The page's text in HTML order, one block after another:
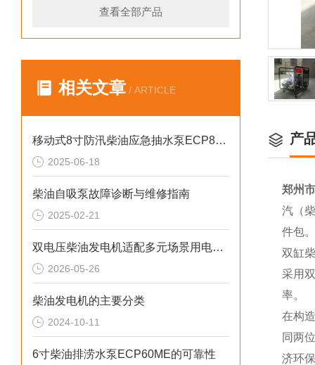
查看全部产品
相关文章 / ARTICLE
移动式8寸防汛柴油应急抽水泵ECP80ME
2025-06-18
柴油自吸泵故障诊断与维修指南
2025-02-21
双电压柴油发电机适配多元场景用电需求
2026-05-26
柴油发电机的主要分类
2024-10-11
6寸柴油排涝水泵ECP60ME的可靠性
产
郑州
汽（
件包。
双缸
采用
率。
在构
同两
济环